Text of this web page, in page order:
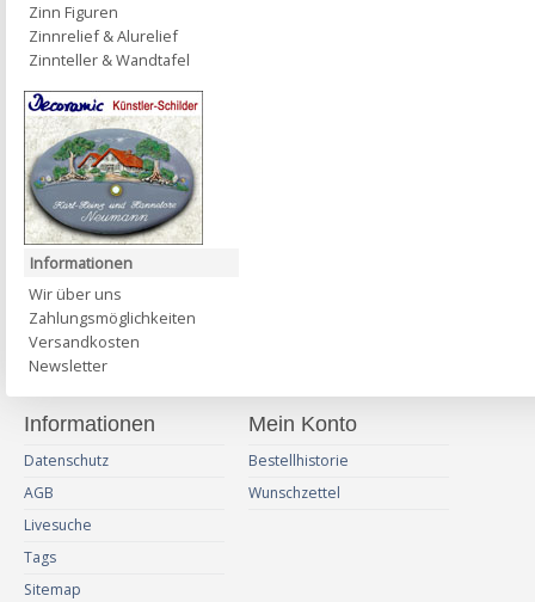
Zinn Figuren
Zinnrelief & Alurelief
Zinnteller & Wandtafel
Informationen
Wir über uns
Zahlungsmöglichkeiten
Versandkosten
Newsletter
Informationen
Datenschutz
AGB
Livesuche
Tags
Sitemap
Mein Konto
Bestellhistorie
Wunschzettel